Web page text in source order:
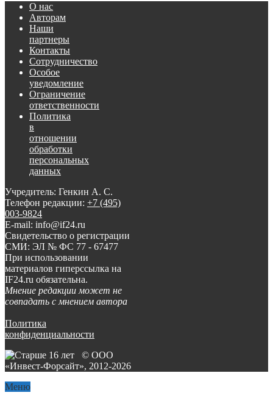
О нас
Авторам
Наши
партнеры
Контакты
Сотрудничество
Особое
уведомление
Ограничение
ответственности
Политика
в
отношении
обработки
персональных
данных
Учредитель: Генкин А. С.
Телефон редакции: +7 (495)
003-9824
E-mail: info@if24.ru
Свидетельство о регистрации
СМИ: ЭЛ № ФС 77 - 67477
При использовании
материалов гиперссылка на
IF24.ru обязательна.
Мнение редакции может не
совпадать с мнением автора
Политика
конфиденциальности
© ООО
«Инвест-Форсайт», 2012-2026
Меню